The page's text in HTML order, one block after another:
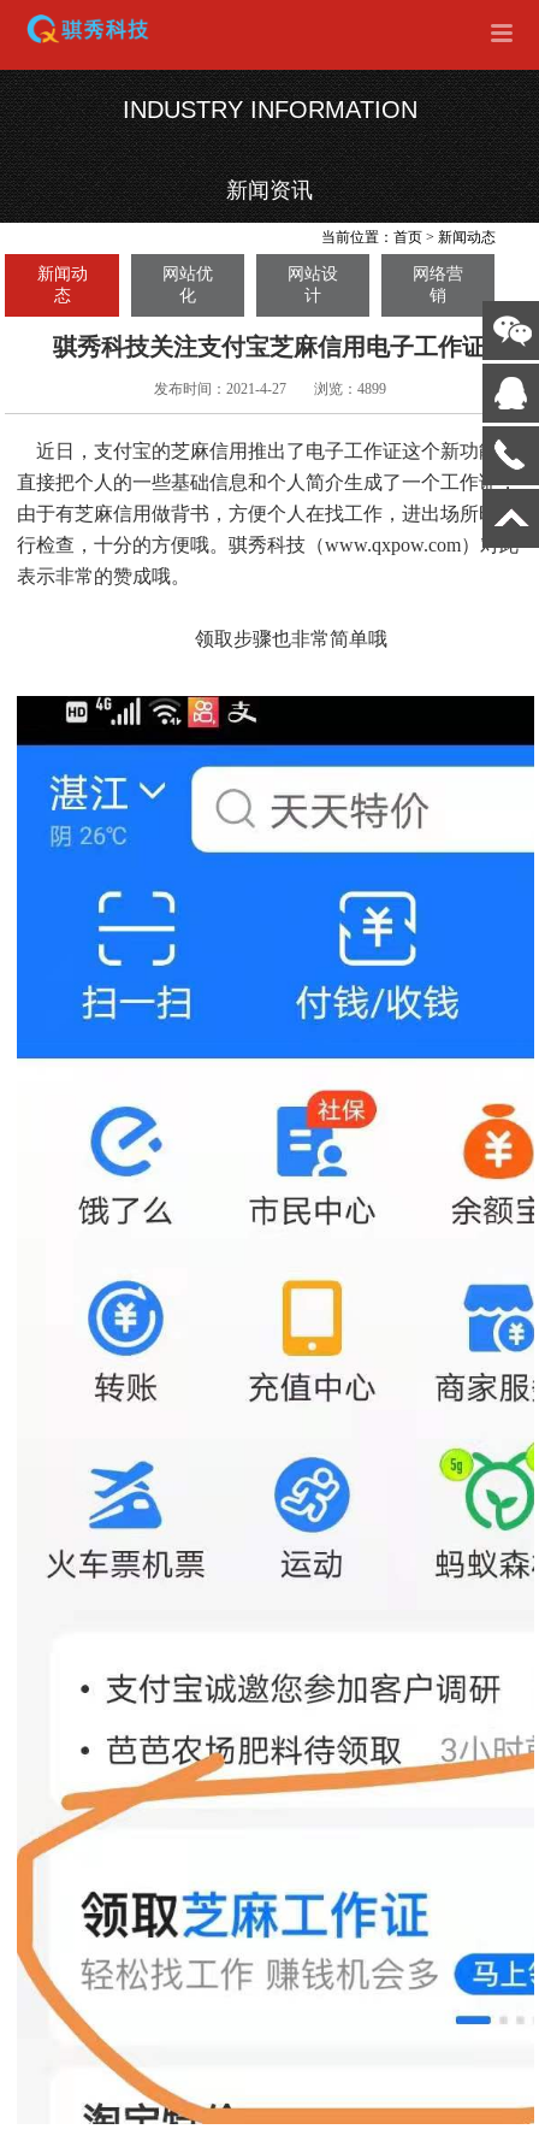
INDUSTRY INFORMATION
新闻资讯
当前位置：首页 >新闻动态
新闻动
态
网站优
化
网站设
计
网络营
销
骐秀科技关注支付宝芝麻信用电子工作证
发布时间：2021-4-27 浏览：4899
近日，支付宝的芝麻信用推出了电子工作证这个新功能，
直接把个人的一些基础信息和个人简介生成了一个工作证，
由于有芝麻信用做背书，方便个人在找工作，进出场所时进
行检查，十分的方便哦。骐秀科技（www.qxpow.com）对此
表示非常的赞成哦。
领取步骤也非常简单哦